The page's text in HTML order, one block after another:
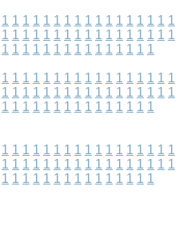
1 1 1 1 1 1 1 1 1 1 1 1 1 1 1 1 1
1 1 1 1 1 1 1 1 1 1 1 1 1 1 1 1 1
1 1 1 1 1 1 1 1 1 1 1 1 1 1 1
1 1 1 1 1 1 1 1 1 1 1 1 1 1 1 1 1
1 1 1 1 1 1 1 1 1 1 1 1 1 1 1 1 1
1 1 1 1 1 1 1 1 1 1 1 1 1 1 1
1 1 1 1 1 1 1 1 1 1 1 1 1 1 1 1 1
1 1 1 1 1 1 1 1 1 1 1 1 1 1 1 1 1
1 1 1 1 1 1 1 1 1 1 1 1 1 1 1